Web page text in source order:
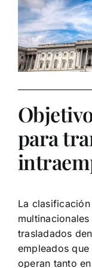
para
La
trasladados
empleados
operan tanto